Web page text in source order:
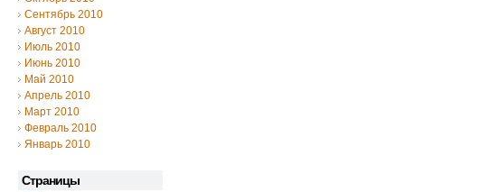
Сентябрь 2010
Август 2010
Июль 2010
Июнь 2010
Май 2010
Апрель 2010
Март 2010
Февраль 2010
Январь 2010
Страницы